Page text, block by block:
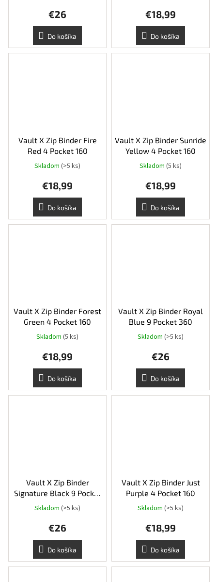
€26
Do košíka
5
€18,99
Do košíka
Vault X Zip Binder Fire
Red 4 Pocket 160
Skladom (>5 ks)
€18,99
Do košíka
Vault X Zip Binder Sunride
Yellow 4 Pocket 160
Skladom (5 ks)
€18,99
Do košíka
Vault X Zip Binder Forest
Green 4 Pocket 160
Skladom (5 ks)
€18,99
Do košíka
Vault X Zip Binder Royal
Blue 9 Pocket 360
Skladom (>5 ks)
€26
Do košíka
Vault X Zip Binder
Signature Black 9 Pocket
360
Priemerné
5
Skladom (>5 ks)
€26
Do košíka
Vault X Zip Binder Just
Purple 4 Pocket 160
Skladom (>5 ks)
€18,99
Do košíka